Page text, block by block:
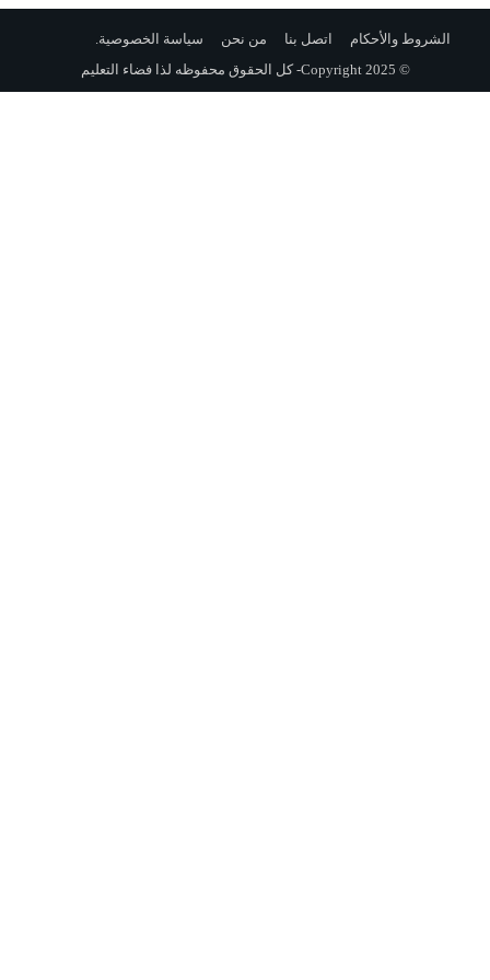
الشروط والأحكام اتصل بنا من نحن سياسة الخصوصية.
© Copyright 2025- كل الحقوق محفوظه لذا فضاء التعليم